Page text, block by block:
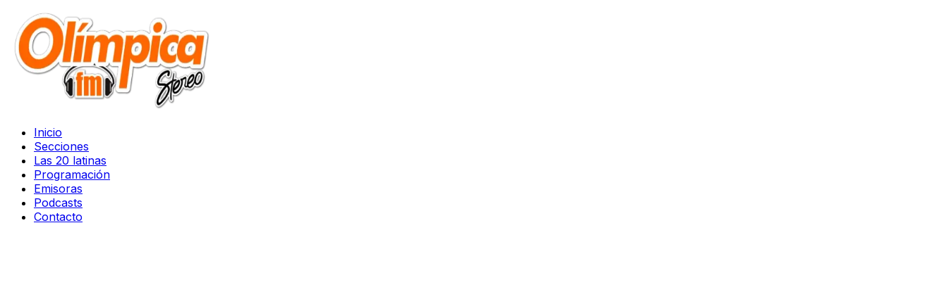
Inicio
Secciones
Las 20 latinas
Programación
Emisoras
Podcasts
Contacto